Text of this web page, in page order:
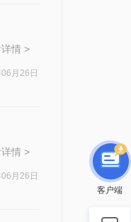
情 >
月26日
情 >
月26日
客户端